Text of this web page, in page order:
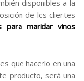
disponibles a la
de los clientes
para maridar vinos
que hacerlo en una
producto, será una